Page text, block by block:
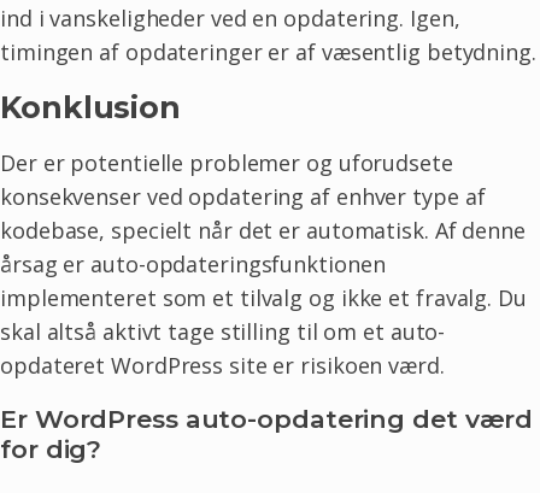
ind i vanskeligheder ved en opdatering. Igen,
timingen af opdateringer er af væsentlig betydning.
Konklusion
Der er potentielle problemer og uforudsete
konsekvenser ved opdatering af enhver type af
kodebase, specielt når det er automatisk. Af denne
årsag er auto-opdateringsfunktionen
implementeret som et tilvalg og ikke et fravalg. Du
skal altså aktivt tage stilling til om et auto-
opdateret WordPress site er risikoen værd.
Er WordPress auto-opdatering det værd
for dig?